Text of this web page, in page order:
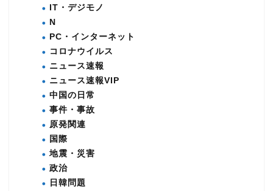
IT・デジモノ
N
PC・インターネット
コロナウイルス
ニュース速報
ニュース速報VIP
中国の日常
事件・事故
原発関連
国際
地震・災害
政治
日韓問題